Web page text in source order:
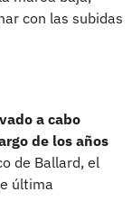
con las subidas
a cabo
de los años
de Ballard, el
última